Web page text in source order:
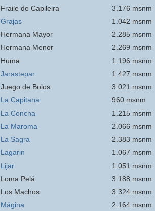
Fraile de Capileira
3.176 msnm
Grajas
1.042 msnm
Hermana Mayor
2.285 msnm
Hermana Menor
2.269 msnm
Huma
1.196 msnm
Jarastepar
1.427 msnm
Juego de Bolos
3.021 msnm
La Capitana
960 msnm
La Concha
1.215 msnm
La Maroma
2.066 msnm
La Sagra
2.383 msnm
Lagarin
1.067 msnm
Lijar
1.051 msnm
Loma Pelá
3.188 msnm
Los Machos
3.324 msnm
Mágina
2.164 msnm